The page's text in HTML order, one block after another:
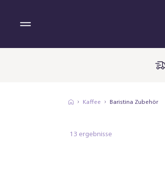
Kaffee Baristina Zubehör
13 ergebnisse